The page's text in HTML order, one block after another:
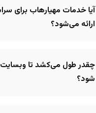
آیا خدمات مهیارهاب برای
ارائه می‌شود؟
چقدر طول می‌کشد تا
شود؟